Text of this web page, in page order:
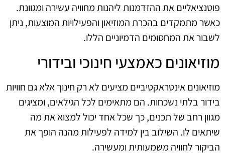
פוטנציאליים את ההזדמנות ליהנות מחוויה עשירה ומגוונת.
כאשר מתמקדים בהכרת המוזיאון והפעילויות המוצעות, ניתן
לשבור את המחסומים הדמיוניים הללו.
מוזיאונים כאמצעי חינוכי ובידורי
מוזיאונים אינטראקטיביים מציעים לא רק חינוך אלא גם חוויות
בידור בלתי נשכחות. הם מתאימים לכל הגילאים, ומציגים
מגוון רחב של תכנים, כך שכל אחד יכול למצוא את מה
שיתאים לו. השילוב בין למידה לפעילות מהנה הופך את
הביקור לחוויה משמעותית ומעשירה.